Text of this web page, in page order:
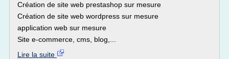
Création de site web prestashop sur mesure
Création de site web wordpress sur mesure
application web sur mesure
Site e-commerce, cms, blog,...
Lire la suite